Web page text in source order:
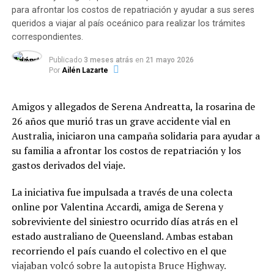
oficios (34,3%) , lasactividades deportivas (22,8%),
laspropuestas culturales (14,3%)y otras acciones
comunitarias (28,6%).
Financiamiento, control e inversión
La red se enmarca en la
Ordenanza N.º 12.937
(sancionada en 2024), la cual creó elFondo de
Asistencia Alimentaria
. Este programa se financia
mediante una alícuota específica del Derecho de
Registro e Inspección (DREI) abonado por bancos y
entidades financieras.
Los fondos se destinan al abastecimiento de insumos,
equipamiento de cocina y mejoras de infraestructura
edilicia. Como contraparte, la norma contempla el
Registro Municipal de Comedores y Merenderos
Varias dotaciones de Bomberos tuvieron que desplegar
un operativo contrarreloj para frenar el avance del
fuego, el cual amenazaba con alcanzar algunas
estructuras edilicias y viviendas cercanas. Tras largas
siniestro, confirmando que las pérdidas materiales
afectaron principalmente a decenas de hectáreas de
malezas y monte natural. Por su parte, el felino que
desencadenó el incidente logró huir del lugar apenas se
iniciaron las primeras llamas, perdiéndose en la
para afrontar los costos de repatriación y ayudar a sus seres
queridos a viajar al país oceánico para realizar los trámites
correspondientes.
Publicado 3 meses atrás en 21 mayo 2026
Por Ailén Lazarte
Amigos y allegados de Serena Andreatta, la rosarina de
26 años que murió tras un grave accidente vial en
Australia, iniciaron una campaña solidaria para ayudar a
su familia a afrontar los costos de repatriación y los
gastos derivados del viaje.
La iniciativa fue impulsada a través de una colecta
online por Valentina Accardi, amiga de Serena y
sobreviviente del siniestro ocurrido días atrás en el
estado australiano de Queensland. Ambas estaban
recorriendo el país cuando el colectivo en el que
viajaban volcó sobre la autopista Bruce Highway.